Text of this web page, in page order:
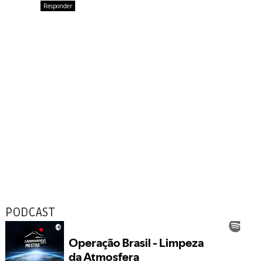
Responder
PODCAST